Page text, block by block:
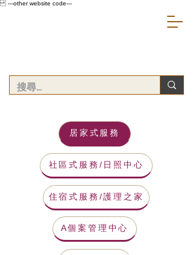
---other website code---
居家式服務
社區式服務/日照中心
住宿式服務/護理之家
A個案管理中心